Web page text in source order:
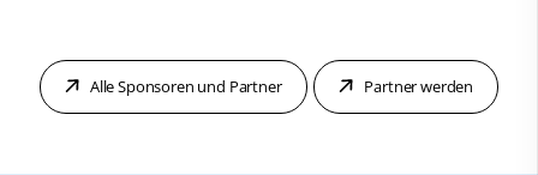
Alle Sponsoren und Partner Partner werden